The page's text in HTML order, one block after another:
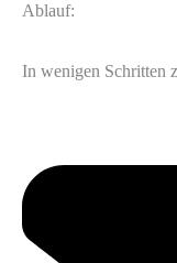
Ablauf:
In wenigen Schritten